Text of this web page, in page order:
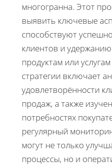
многогранна. Этот
выявить ключевые
способствуют
клиентов и
продуктам или
стратегии включает
удовлетворённости
продаж, а также
потребностях
регулярный
могут не только
процессы, но и